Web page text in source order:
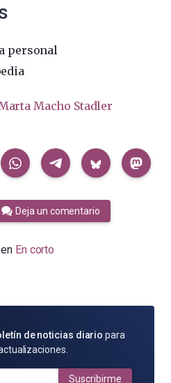
personal
Macho Stadler
Deja un comentario
en En corto
de noticias diario para
Suscribirme